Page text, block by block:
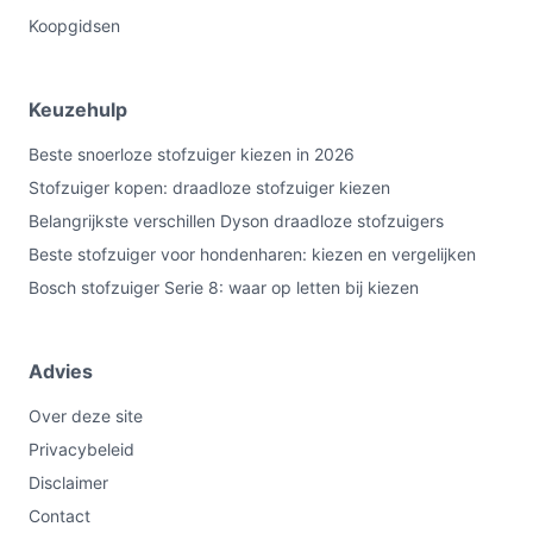
Koopgidsen
Keuzehulp
Beste snoerloze stofzuiger kiezen in 2026
Stofzuiger kopen: draadloze stofzuiger kiezen
Belangrijkste verschillen Dyson draadloze stofzuigers
Beste stofzuiger voor hondenharen: kiezen en vergelijken
Bosch stofzuiger Serie 8: waar op letten bij kiezen
Advies
Over deze site
Privacybeleid
Disclaimer
Contact